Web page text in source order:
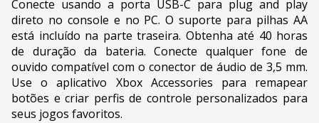
Conecte usando a porta USB-C para plug and play
direto no console e no PC. O suporte para pilhas AA
está incluído na parte traseira. Obtenha até 40 horas
de duração da bateria. Conecte qualquer fone de
ouvido compatível com o conector de áudio de 3,5 mm.
Use o aplicativo Xbox Accessories para remapear
botões e criar perfis de controle personalizados para
seus jogos favoritos.